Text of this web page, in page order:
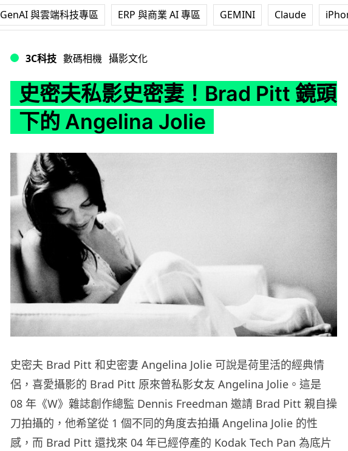
GenAI 與雲端科技專區 ERP 與商業 AI 專區 GEMINI Claude
3C科技 數碼相機 攝影文化
史密夫私影史密妻！Brad Pitt 鏡頭
下的 Angelina Jolie
史密夫 Brad Pitt 和史密妻 Angelina Jolie 可說是荷里活的經典情
侶，喜愛攝影的 Brad Pitt 原來曾私影女友 Angelina Jolie。這是
08 年《W》雜誌創作總監 Dennis Freedman 邀請 Brad Pitt 親自操
刀拍攝的，他希望從 1 個不同的角度去拍攝 Angelina Jolie 的性
感，而 Brad Pitt 還找來 04 年已經停產的 Kodak Tech Pan 為底片